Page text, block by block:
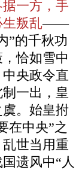
一方，手
叛乱——
”的千秋功
恰如雪中
央政令直
一出，皇
。始皇拊
在中央”之
世当用重
遗风中“人